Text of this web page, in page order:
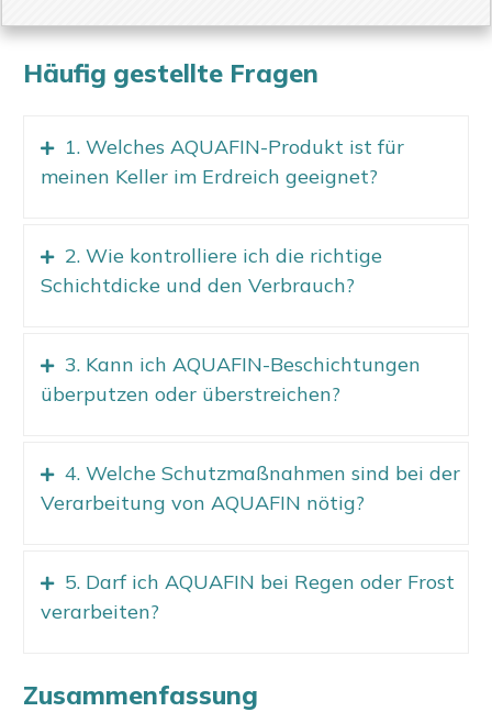
Häufig gestellte Fragen
1. Welches AQUAFIN-Produkt ist für
meinen Keller im Erdreich geeignet?
2. Wie kontrolliere ich die richtige
Schichtdicke und den Verbrauch?
3. Kann ich AQUAFIN-Beschichtungen
überputzen oder überstreichen?
4. Welche Schutzmaßnahmen sind bei der
Verarbeitung von AQUAFIN nötig?
5. Darf ich AQUAFIN bei Regen oder Frost
verarbeiten?
Zusammenfassung